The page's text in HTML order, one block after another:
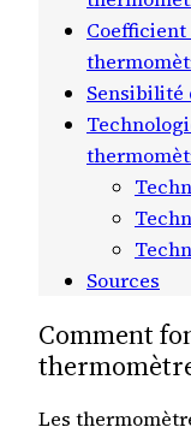
Sensibilité
Sources
Comment
Les